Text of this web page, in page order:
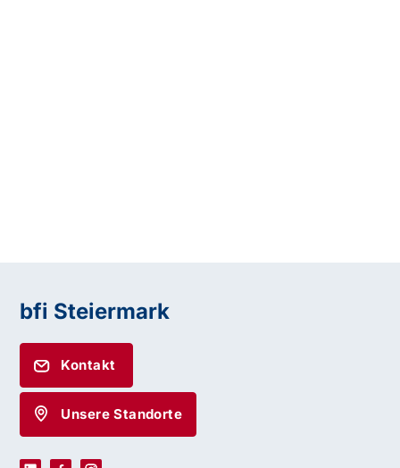
bfi Steiermark
Kontakt
Unsere Standorte